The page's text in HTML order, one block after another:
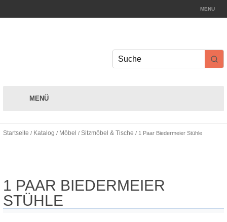
MENU
MENÜ
Startseite / Katalog / Möbel / Sitzmöbel & Tische / 1 Paar Biedermeier Stühle
1 PAAR BIEDERMEIER
STÜHLE